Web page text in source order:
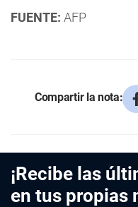
FUENTE: AFP
Compartir la nota:
¡Recibe las
en tus propias